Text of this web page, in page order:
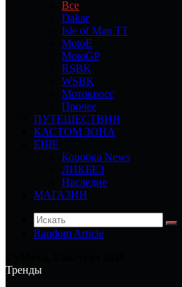
Все
Dakar
Isle of Man TT
MotoE
MotoGP
RSBK
WSBK
Мотокросс
Прочее
ПУТЕШЕСТВИЯ
КАСТОМ ЗОНА
ЕЩЕ
Коробка News
ЛИКБЕЗ
Наследие
МАГАЗИН
Random Article
Тренды